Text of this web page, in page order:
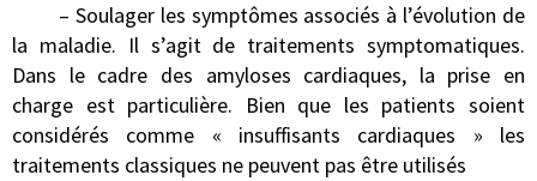
– Soulager les symptômes associés à l’évolution de
la maladie. Il s’agit de traitements symptomatiques.
Dans le cadre des amyloses cardiaques, la prise en
charge est particulière. Bien que les patients soient
considérés comme « insuffisants cardiaques » les
traitements classiques ne peuvent pas être utilisés